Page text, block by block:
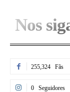
Nos
255,324 Fãs
0 Seguidores